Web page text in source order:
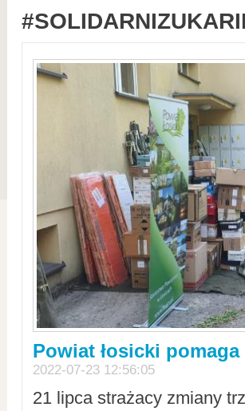
Powiat łosicki
2022-07-23 12:56:05
21 lipca strażacy zmiany